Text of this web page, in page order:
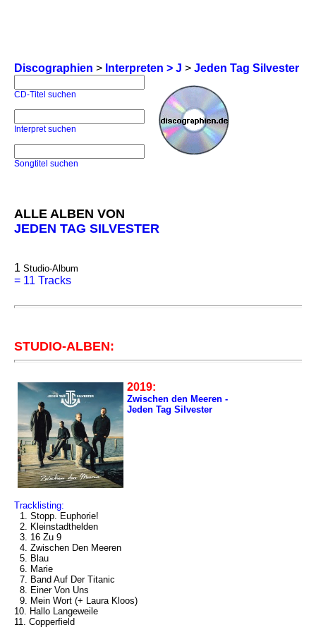
Discographien > Interpreten > J > Jeden Tag Silvester
CD-Titel suchen
Interpret suchen
Songtitel suchen
ALLE ALBEN VON
JEDEN TAG SILVESTER
1 Studio-Album
= 11 Tracks
STUDIO-ALBEN:
2019:
Zwischen den Meeren -
Jeden Tag Silvester
Tracklisting:
1. Stopp. Euphorie!
2. Kleinstadthelden
3. 16 Zu 9
4. Zwischen Den Meeren
5. Blau
6. Marie
7. Band Auf Der Titanic
8. Einer Von Uns
9. Mein Wort (+ Laura Kloos)
10. Hallo Langeweile
11. Copperfield